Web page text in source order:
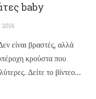
baby
είναι βραστές, αλλά
κρούστα που
Δείτε το βίντεο…